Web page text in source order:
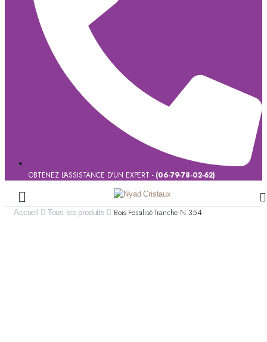
OBTENEZ L'ASSISTANCE D'UN EXPERT - (06-79-78-02-62)
Accueil Tous les produits Bois Fossilisé Tranche N.354